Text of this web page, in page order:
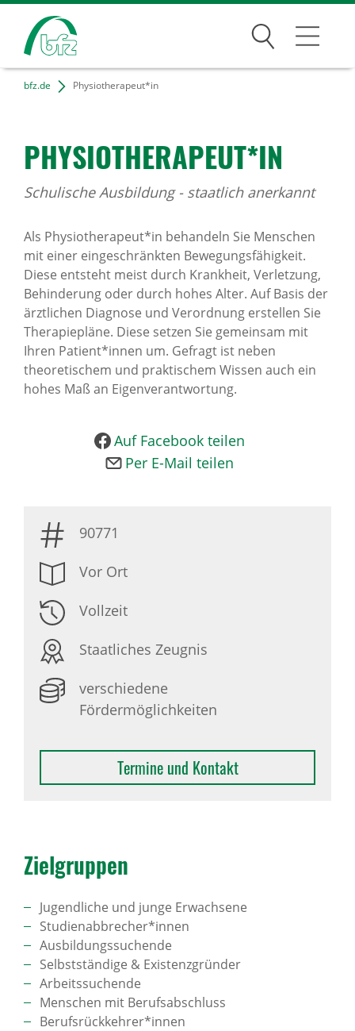
Suchen
Bildungsangebote
Karriere
Standorte
Presse
News Archiv
bfz.de Physiotherapeut*in
PHYSIO­THE­RA­PEUT*IN
Schulische Ausbildung - staatlich anerkannt
Als Physiotherapeut*in behandeln Sie Menschen
mit einer eingeschränkten Bewegungsfähigkeit.
Diese entsteht meist durch Krankheit, Verletzung,
Behinderung oder durch hohes Alter. Auf Basis der
ärztlichen Diagnose und Verordnung erstellen Sie
Therapiepläne. Diese setzen Sie gemeinsam mit
Ihren Patient*innen um. Gefragt ist neben
theoretischem und praktischem Wissen auch ein
hohes Maß an Eigenverantwortung.
Auf Facebook teilen
Per E-Mail teilen
90771
Vor Ort
Vollzeit
Staatliches Zeugnis
verschiedene
Fördermöglichkeiten
Termine und Kontakt
Ziel­gruppen
Jugendliche und junge Erwachsene
Studienabbrecher*innen
Ausbildungssuchende
Selbstständige & Existenzgründer
Arbeitssuchende
Menschen mit Berufsabschluss
Berufsrückkehrer*innen